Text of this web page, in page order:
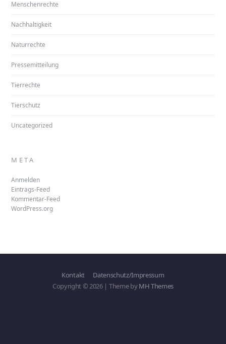
Menschenrechte
Nachhaltigkeit
Naturrechte
Pressemitteilung
Tierrechte
Tierschutz
Uncategorized
META
Anmelden
Eintrags-Feed
Kommentar-Feed
WordPress.org
Kontakt
Datenschutz/Impressum
Copyright © 2026 | Theme byMH Themes